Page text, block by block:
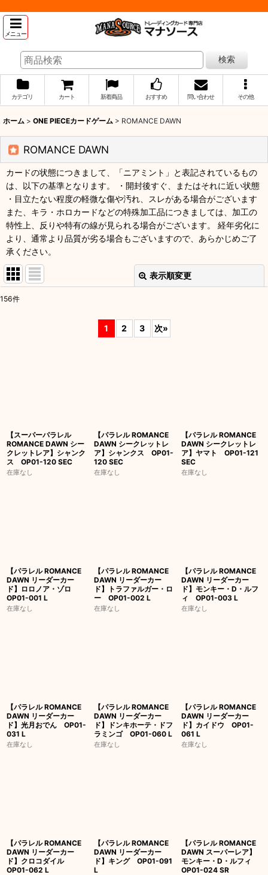
メニュー
検索
カテゴリ カート 新着商品 おすすめ 問い合わせ その他
ホーム > ONE PIECEカードゲーム > ROMANCE DAWN
ROMANCE DAWN
カードの状態につきまして、「ニアミント」と表記されているもの
は、以下の基準となります。 ・開封後すぐ、またはそれに近い状態
・目立たない程度の軽微な傷や汚れ、スレがある場合がございます
また、キラ・ホロカードなどの特殊加工品につきましては、加工の
特性上、反りや特有の線が見られる場合がございます。 経年劣化に
より、通常より品質が劣る場合もございますので、あらかじめご了
承ください。
表示順変更
156件
1 2 3 次»
【スーパーパラレル
ROMANCE DAWN シー
クレットレア】シャンク
ス OP01-120 SEC
在庫なし
【パラレル ROMANCE
DAWN シークレットレ
ア】シャンクス OP01-
120 SEC
在庫なし
【パラレル ROMANCE
DAWN シークレットレ
ア】ヤマト OP01-121
SEC
在庫なし
【パラレル ROMANCE
DAWN リーダーカー
ド】ロロノア・ゾロ
OP01-001 L
在庫なし
【パラレル ROMANCE
DAWN リーダーカー
ド】トラファルガー・ロ
ー OP01-002 L
在庫なし
【パラレル ROMANCE
DAWN リーダーカー
ド】モンキー・D・ルフ
ィ OP01-003 L
在庫なし
【パラレル ROMANCE
DAWN リーダーカー
ド】光月おでん OP01-
031 L
在庫なし
【パラレル ROMANCE
DAWN リーダーカー
ド】ドンキホーテ・ドフ
ラミンゴ OP01-060 L
在庫なし
【パラレル ROMANCE
DAWN リーダーカー
ド】カイドウ OP01-
061 L
在庫なし
【パラレル ROMANCE
DAWN リーダーカー
ド】クロコダイル
OP01-062 L
【パラレル ROMANCE
DAWN リーダーカー
ド】キング OP01-091
L
【パラレル ROMANCE
DAWN スーパーレア】
モンキー・D・ルフィ
OP01-024 SR